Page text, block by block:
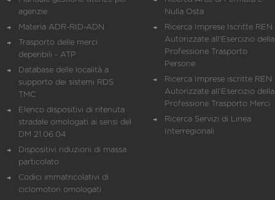
agenzie
Materia ADR-RID-ADN
Trasporto delle merci
deperibili - ATP
Database delle località a
supporto dei sistemi RDS
TMC
Elenco dispositivi di ritenuta
stradale omologati ai sensi del
DM 21.06.04
Dispositivi riduzioni di massa
particolato
Codici immatricolativi di
ciclomotori omologati
Nulla Osta
Ricerca Imprese Iscritte REN
Autorizzate all'Esercizio della
Professione Trasporto
Persone
Ricerca Imprese iscritte REN
Autorizzate all'Esercizio della
Professione Trasporto Merci
Ricerca Servizi di Linea
Interregionali